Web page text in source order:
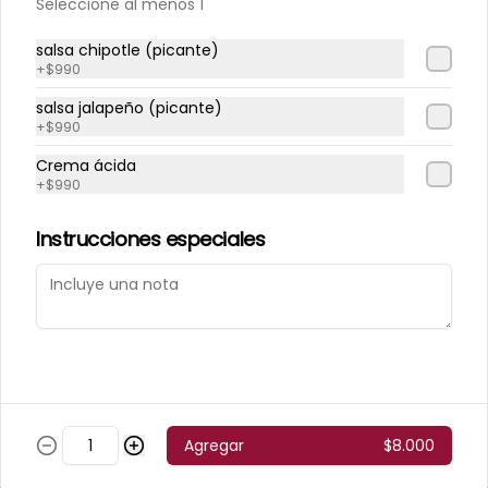
Postres
Torta 3 Leches
Micheladas
Seleccione al menos 1
salsa chipotle (picante)
+$990
salsa jalapeño (picante)
+$990
Crema ácida
+$990
Instrucciones especiales
Agregar $8.000